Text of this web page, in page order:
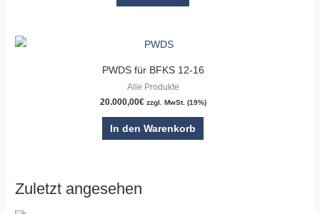
PWDS für BFKS 12-16
Alle Produkte
20.000,00€ zzgl. MwSt. (19%)
In den Warenkorb
Zuletzt angesehen